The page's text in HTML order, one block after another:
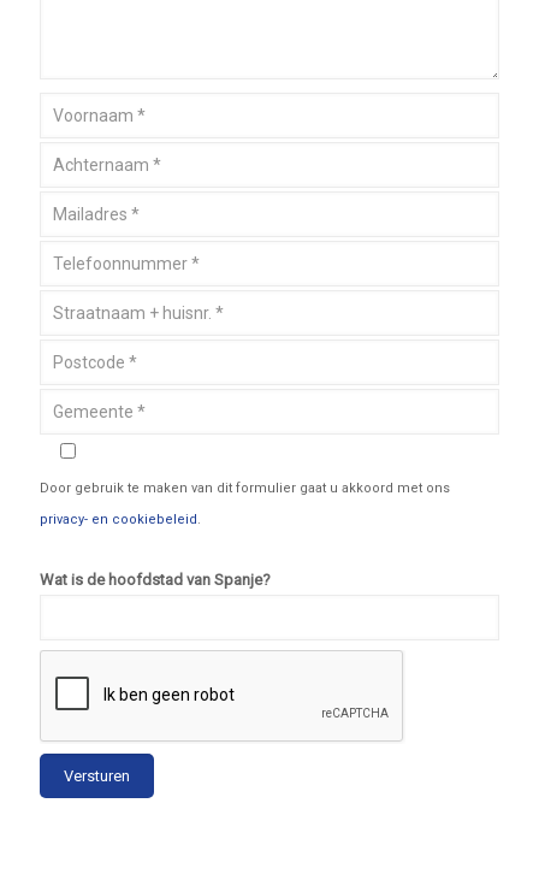
Door gebruik te maken van dit formulier gaat u akkoord met ons
privacy- en cookiebeleid.
Wat is de hoofdstad van Spanje?